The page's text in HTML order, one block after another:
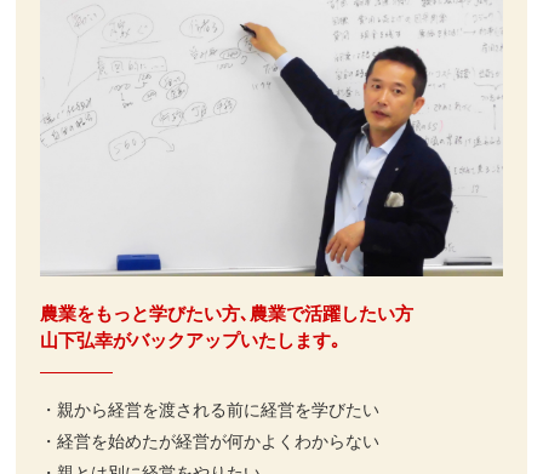
農業をもっと学びたい方､農業で活躍したい方
山下弘幸がバックアップいたします｡
・親から経営を渡される前に経営を学びたい
・経営を始めたが経営が何かよくわからない